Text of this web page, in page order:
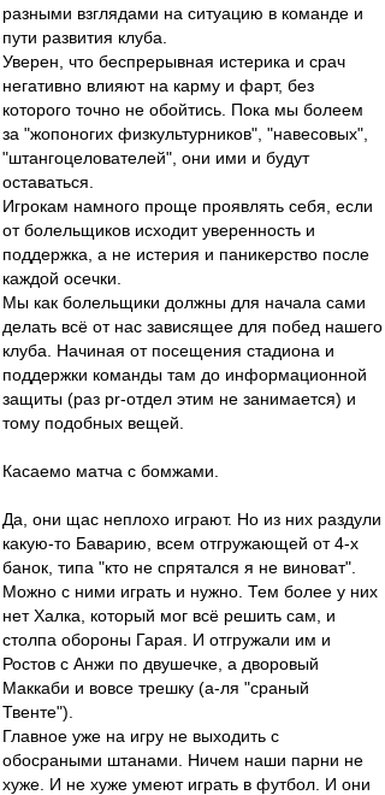
разными взглядами на ситуацию в команде и
пути развития клуба.
Уверен, что беспрерывная истерика и срач
негативно влияют на карму и фарт, без
которого точно не обойтись. Пока мы болеем
за "жопоногих физкультурников", "навесовых",
"штангоцелователей", они ими и будут
оставаться.
Игрокам намного проще проявлять себя, если
от болельщиков исходит уверенность и
поддержка, а не истерия и паникерство после
каждой осечки.
Мы как болельщики должны для начала сами
делать всё от нас зависящее для побед нашего
клуба. Начиная от посещения стадиона и
поддержки команды там до информационной
защиты (раз pr-отдел этим не занимается) и
тому подобных вещей.
Касаемо матча с бомжами.
Да, они щас неплохо играют. Но из них раздули
какую-то Баварию, всем отгружающей от 4-х
банок, типа "кто не спрятался я не виноват".
Можно с ними играть и нужно. Тем более у них
нет Халка, который мог всё решить сам, и
столпа обороны Гарая. И отгружали им и
Ростов с Анжи по двушечке, а дворовый
Маккаби и вовсе трешку (а-ля "сраный
Твенте").
Главное уже на игру не выходить с
обосраными штанами. Ничем наши парни не
хуже. И не хуже умеют играть в футбол. И они